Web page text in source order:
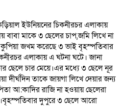
ইউনিয়নের চিকনীরচর এলাকায়
বাবা মাকে ৩ ছেলের চাপ,জমি লিখে না
জখম করেছে ৩ ভাই বৃহস্পতিবার
এলাকায় এ ঘটনা ঘটে। জানা
ছেলে চার মেয়ে।এর মধ্যে ৩ ছেলে নূর
দীর্ঘদিন তাকে জায়গা লিখে দেয়ার জন্য
আ:কাদির রাজি না হওয়ায় ছেলেরা
দুপুরে ৩ ছেলে আরো